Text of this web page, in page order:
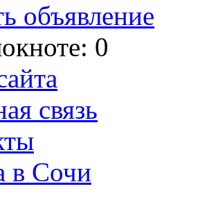
объявление
0
связь
в Сочи